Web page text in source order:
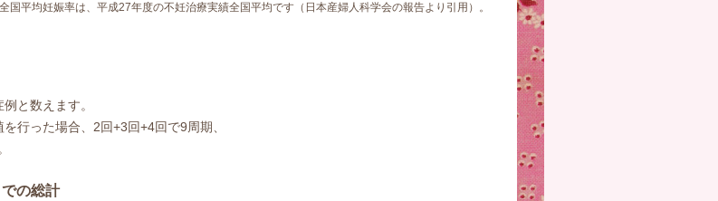
国平均妊娠率は、平成27年度の不妊治療実績全国平均です（日本産婦人科学会の報告より引用）。
と数えます。
行った場合、2回+3回+4回で9周期、
の総計